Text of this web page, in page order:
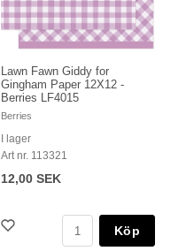
Lawn Fawn Giddy for
Gingham Paper 12X12 -
Berries LF4015
Berries
I lager
Art nr. 113321
12,00 SEK
Köp